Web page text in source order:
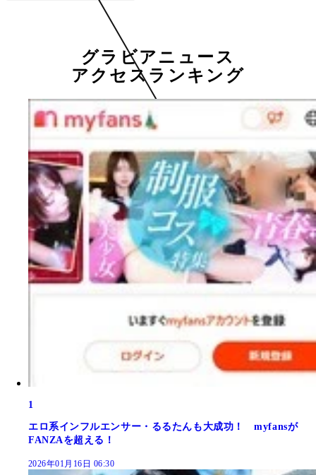
グラビアニュース
アクセスランキング
1
エロ系インフルエンサー・るるたんも大成功！ myfansが
FANZAを超える！
2026年01月16日 06:30